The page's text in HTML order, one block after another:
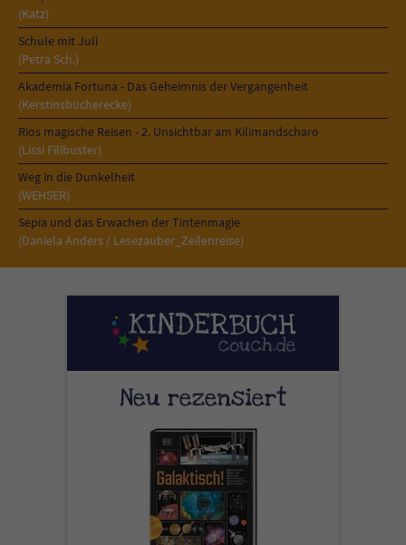
(Katz)
Schule mit Juli
(Petra Sch.)
Akademia Fortuna - Das Geheimnis der Vergangenheit
(Kerstinsbücherecke)
Rios magische Reisen - 2. Unsichtbar am Kilimandscharo
(Lissi Filibuster)
Weg in die Dunkelheit
(WEHSER)
Sepia und das Erwachen der Tintenmagie
(Daniela Anders / Lesezauber_Zeilenreise)
Neu rezensiert